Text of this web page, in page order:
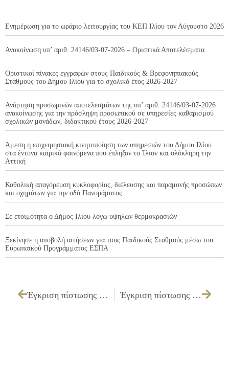
Ενημέρωση για το ωράριο λειτουργίας του ΚΕΠ Ιλίου τον Αύγουστο 2026
Ανακοίνωση υπ’ αριθ. 24146/03-07-2026 – Οριστικά Αποτελέσματα
Οριστικοί πίνακες εγγραφών στους Παιδικούς & Βρεφονηπιακούς
Σταθμούς του Δήμου Ιλίου για το σχολικό έτος 2026-2027
Ανάρτηση προσωρινών αποτελεσμάτων της υπ’ αριθ. 24146/03-07-2026
ανακοίνωσης για την πρόσληψη προσωπικού σε υπηρεσίες καθαρισμού
σχολικών μονάδων, διδακτικού έτους 2026-2027
Άμεση η επιχειρησιακή κινητοποίηση των υπηρεσιών του Δήμου Ιλίου
στα έντονα καιρικά φαινόμενα που έπληξαν το Ίλιον και ολόκληρη την
Αττική
Καθολική απαγόρευση κυκλοφορίας, διέλευσης και παραμονής προσώπων
και οχημάτων για την οδό Πανοράματος
Σε ετοιμότητα ο Δήμος Ιλίου λόγω υψηλών θερμοκρασιών
Ξεκίνησε η υποβολή αιτήσεων για τους Παιδικούς Σταθμούς μέσω του
Ευρωπαϊκού Προγράμματος ΕΣΠΑ
Έγκριση πίστωσης ποσού 121,77 € υπέρ του δικαιούχου εφημερίδας «ΝΕΑ ΓΝΩΜΗ» ΒΕΛΛΑΣ ΑΣΤ. ΔΗΜΗΤΡΙΟΣ Έγκριση πίστωσης και τεχνικών προδιαγραφών και καθορισμός τρόπου εκτέλεσης για την «Προμήθεια εργαλείων για τη Διεύθυνση Γεωτεχνικών Υπηρεσιών του Δήμου Ιλίου»